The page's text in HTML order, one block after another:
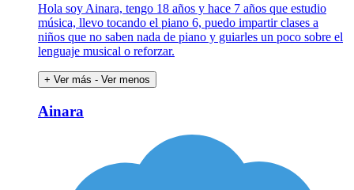
Hola soy Ainara, tengo 18 años y hace 7 años que estudio
música, llevo tocando el piano 6, puedo impartir clases a
niños que no saben nada de piano y guiarles un poco sobre el
lenguaje musical o reforzar.
+ Ver más - Ver menos
Ainara